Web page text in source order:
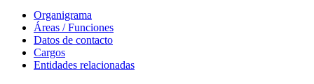
Organigrama
Áreas / Funciones
Datos de contacto
Cargos
Entidades relacionadas